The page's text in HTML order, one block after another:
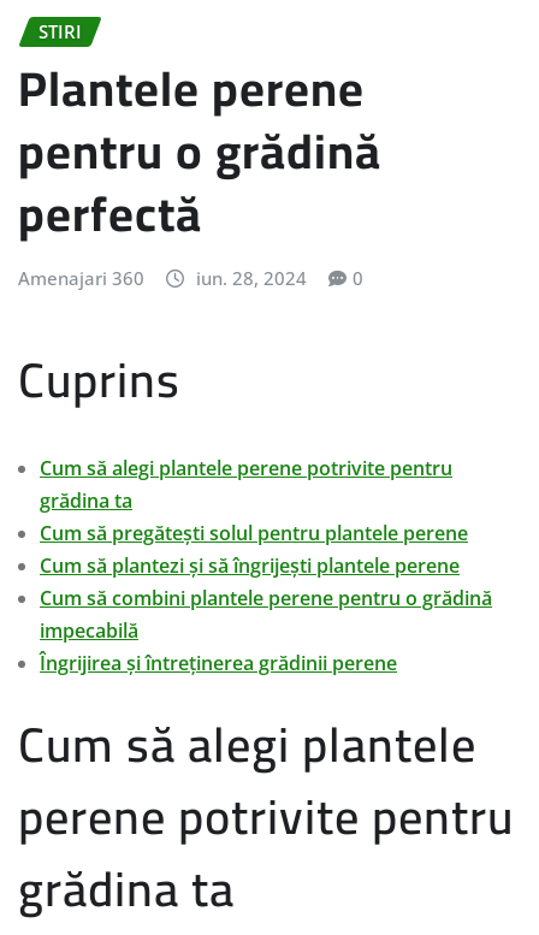
STIRI
Plantele perene
pentru o grădină
perfectă
Amenajari 360 iun. 28, 2024 0
Cuprins
Cum să alegi plantele perene potrivite pentru
grădina ta
Cum să pregătești solul pentru plantele perene
Cum să plantezi și să îngrijești plantele perene
Cum să combini plantele perene pentru o grădină
impecabilă
Îngrijirea și întreținerea grădinii perene
Cum să alegi plantele
perene potrivite pentru
grădina ta